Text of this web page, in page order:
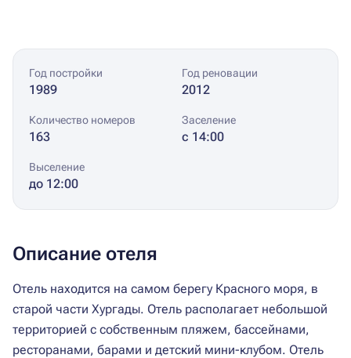
Год постройки
1989
Год реновации
2012
Количество номеров
163
Заселение
с 14:00
Выселение
до 12:00
Описание отеля
Отель находится на самом берегу Красного моря, в
старой части Хургады. Отель располагает небольшой
территорией с собственным пляжем, бассейнами,
ресторанами, барами и детский мини-клубом. Отель